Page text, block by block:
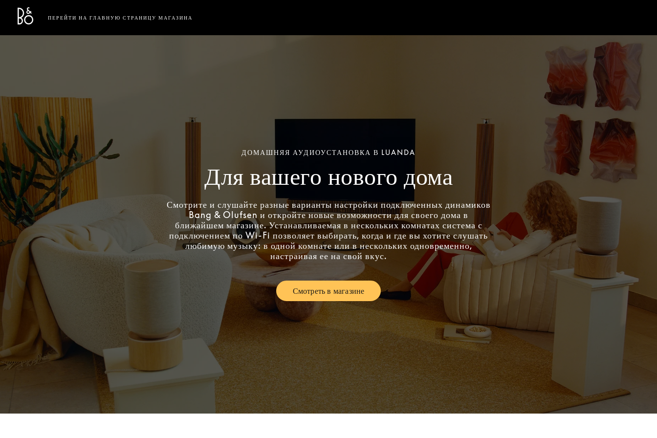
Bang & Olufsen - Exist to Create
Link Opens in New Tab
ПЕРЕЙТИ НА ГЛАВНУЮ СТРАНИЦУ МАГАЗИНА
ДОМАШНЯЯ АУДИОУСТАНОВКА В LUANDA
Для вашего нового дома
Смотрите и слушайте разные варианты настройки подключенных динамиков
Bang & Olufsen и откройте новые возможности для своего дома в
ближайшем магазине. Устанавливаемая в нескольких комнатах система с
подключением по Wi-Fi позволяет выбирать, когда и где вы хотите слушать
любимую музыку: в одной комнате или в нескольких одновременно,
настраивая ее на свой вкус.
Смотреть в магазинеLink Opens in New Tab